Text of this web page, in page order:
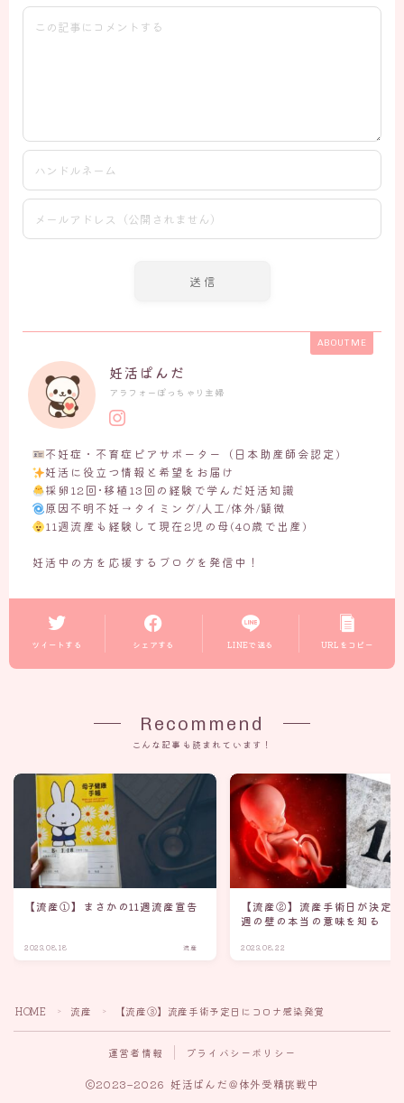
ABOUT ME
妊活ぱんだ
アラフォーぽっちゃり主婦
不妊症・不育症ピアサポーター（日本助産師会認定)
妊活に役立つ情報と希望をお届け
採卵12回･移植13回の経験で学んだ妊活知識
原因不明不妊→タイミング/人工/体外/顕微
11週流産も経験して現在2児の母(40歳で出産)
妊活中の方を応援するブログを発信中！
ツイートする シェアする LINEで送る URLをコピー
Recommend
こんな記事も読まれています！
【流産①】まさかの11週流産宣告
2023.08.18 流産
【流産②】流産手術日が決定
週の壁の本当の意味を知る
2023.08.22
HOME ＞ 流産 ＞ 【流産③】流産手術予定日にコロナ感染発覚
運営者情報 プライバシーポリシー
2023–2026 妊活ぱんだ＠体外受精挑戦中